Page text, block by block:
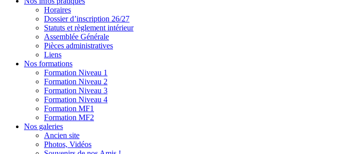
Horaires
Dossier d’inscription 26/27
Statuts et règlement intérieur
Assemblée Générale
Pièces administratives
Liens
Nos formations
Formation Niveau 1
Formation Niveau 2
Formation Niveau 3
Formation Niveau 4
Formation MF1
Formation MF2
Nos galeries
Ancien site
Photos, Vidéos